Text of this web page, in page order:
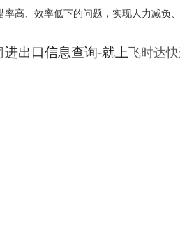
率高、效率低下的问题，实现人力减负
进出口信息查询-就上飞时达